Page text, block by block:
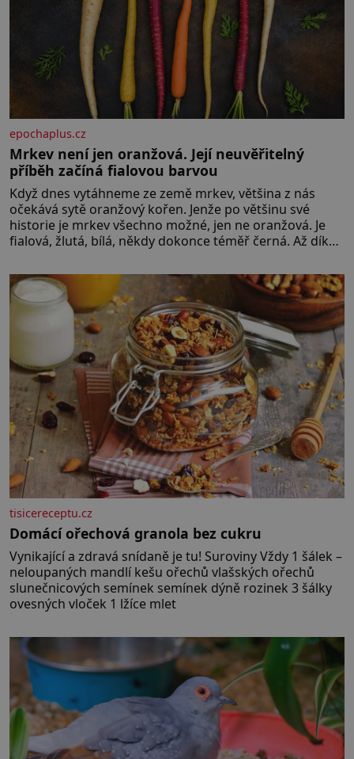
epochaplus.cz
Mrkev není jen oranžová. Její neuvěřitelný
příběh začíná fialovou barvou
Když dnes vytáhneme ze země mrkev, většina z nás
očekává sytě oranžový kořen. Jenže po většinu své
historie je mrkev všechno možné, jen ne oranžová. Je
fialová, žlutá, bílá, někdy dokonce téměř černá. Až díky
bez které si českou zahradu ani nedokážeme
představit. Její příběh je
tisicereceptu.cz
Domácí ořechová granola bez cukru
Vynikající a zdravá snídaně je tu! Suroviny Vždy 1 šálek –
neloupaných mandlí kešu ořechů vlašských ořechů
slunečnicových semínek semínek dýně rozinek 3 šálky
ovesných vloček 1 lžíce mlet